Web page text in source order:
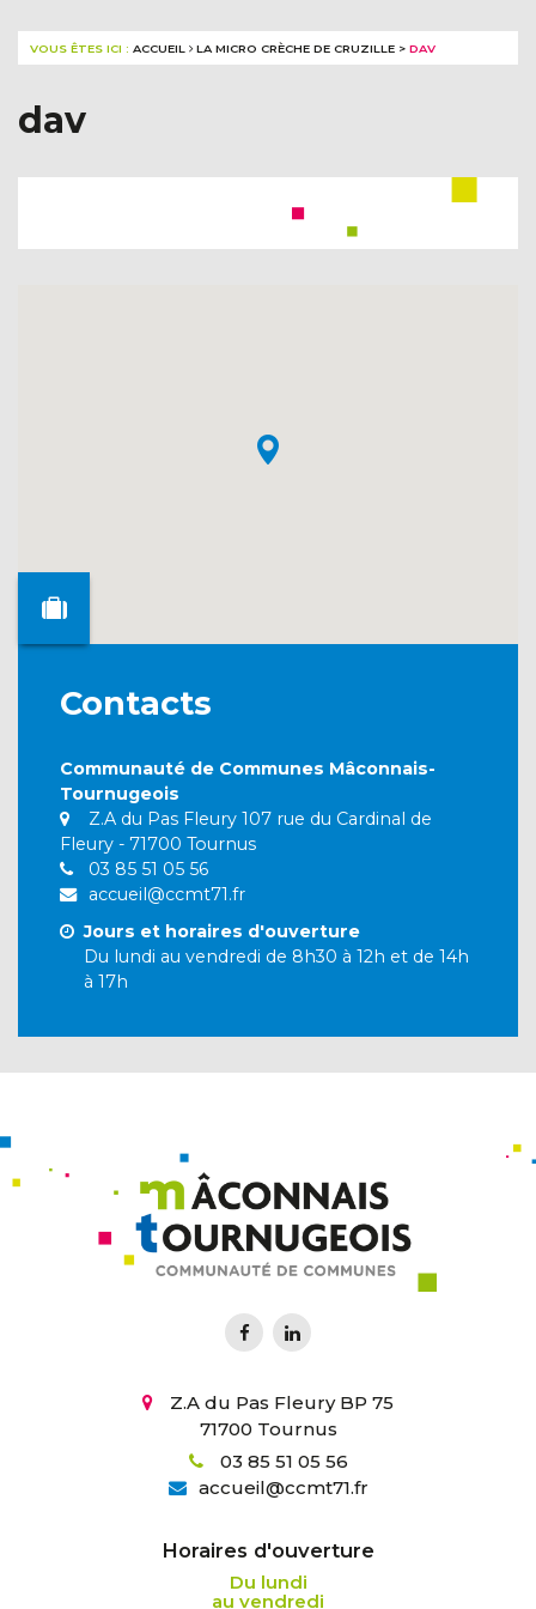
VOUS ÊTES ICI : ACCUEIL LA MICRO CRÈCHE DE CRUZILLE > DAV
dav
Contacts
Communauté de Communes Mâconnais-
Tournugeois
Z.A du Pas Fleury 107 rue du Cardinal de
Fleury - 71700 Tournus
03 85 51 05 56
accueil@ccmt71.fr
Jours et horaires d'ouverture
Du lundi au vendredi de 8h30 à 12h et de 14h
à 17h
Z.A du Pas Fleury BP 75
71700 Tournus
03 85 51 05 56
accueil@ccmt71.fr
Horaires d'ouverture
Du lundi
au vendredi